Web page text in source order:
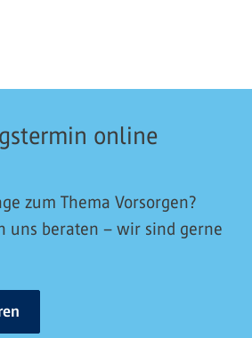
online
zum Thema Vorsorgen?
uns beraten – wir sind gerne